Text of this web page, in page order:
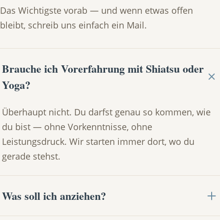
Das Wichtigste vorab — und wenn etwas offen
bleibt, schreib uns einfach ein Mail.
Brauche ich Vorerfahrung mit Shiatsu oder
Yoga?
Überhaupt nicht. Du darfst genau so kommen, wie
du bist — ohne Vorkenntnisse, ohne
Leistungsdruck. Wir starten immer dort, wo du
gerade stehst.
Was soll ich anziehen?